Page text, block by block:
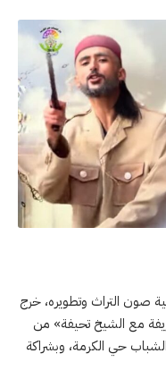
صون التراث وتطويره، خرج
مع الشيخ تحيفة» من
حي الكرمة، وبشراكة